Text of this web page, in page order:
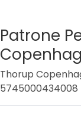
Patrone
Thorup
5745000434008